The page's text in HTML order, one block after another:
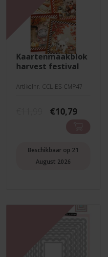
kaartenmaakblok
harvest festival
Artikelnr. CCL-ES-CMP47
prijs
was:
€11,99.
€10,79
prijs
is:
€10,79.
Beschikbaar op 21
August 2026